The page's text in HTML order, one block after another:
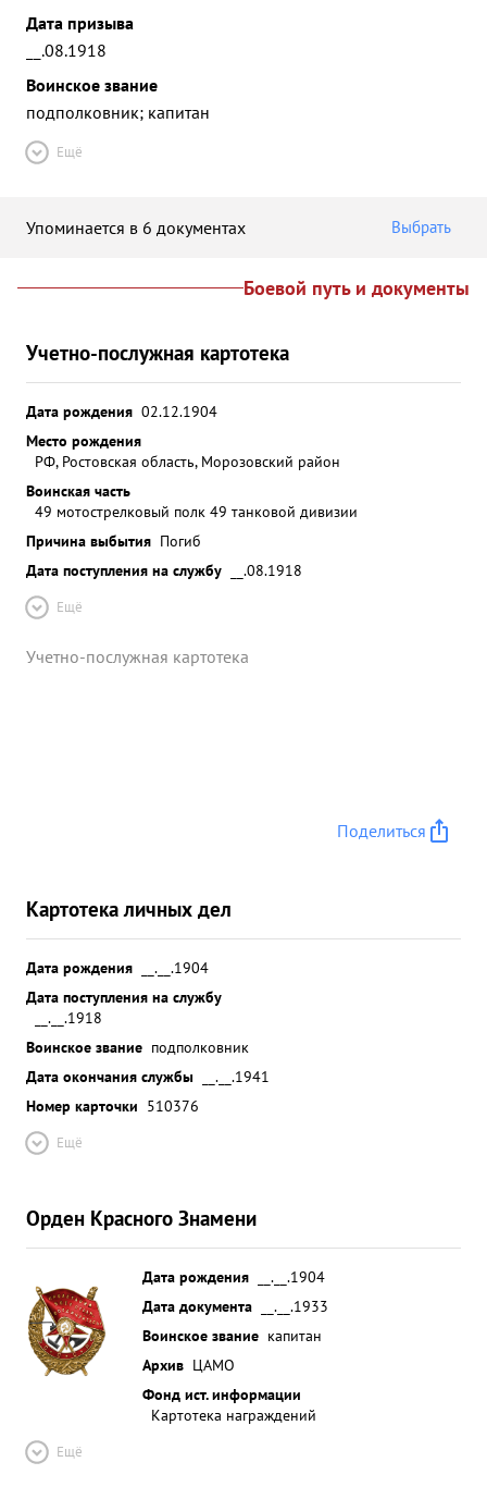
Дата призыва
__.08.1918
Воинское звание
подполковник; капитан
Ещё
Упоминается в 6 документах Выбрать
Боевой путь и документы
Учетно-послужная картотека
Дата рождения 02.12.1904
Место рождения
РФ, Ростовская область, Морозовский район
Воинская часть
49 мотострелковый полк 49 танковой дивизии
Причина выбытия Погиб
Дата поступления на службу
__.08.1918
Ещё
Учетно-послужная картотека
Поделиться
Картотека личных дел
Дата рождения
__.__.1904
Дата поступления на службу
__.__.1918
Воинское звание подполковник
Дата окончания службы
__.__.1941
Номер карточки 510376
Ещё
Орден Красного Знамени
Дата рождения
__.__.1904
Дата документа
__.__.1933
Воинское звание капитан
Архив ЦАМО
Фонд ист. информации
Картотека награждений
Ещё